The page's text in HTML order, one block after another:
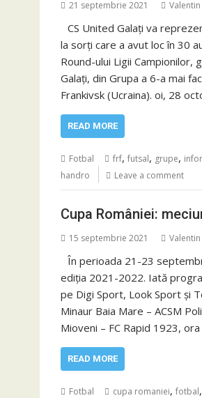
21 septembrie 2021
CS United Galați va
la sorți care a avut loc în 30
Round-ului Ligii Campionilor,
Galați, din Grupa a 6-a mai
Frankivsk (Ucraina). oi, 28
READ MORE
Fotbal frf, futsal, grupe,
handro
Leave a comment
Cupa României:
15 septembrie 2021
În perioada 21-23
ediția 2021-2022. Iată
pe Digi Sport, Look Sport și
Minaur Baia Mare – ACSM
Mioveni – FC Rapid 1923,
READ MORE
Fotbal cupa romaniei, fotbal,